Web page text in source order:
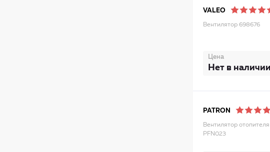
VALEO
Вентилятор 698676
Цена
Нет в наличии
PATRON
Вентилятор
PFN023